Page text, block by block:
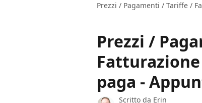
Prezzi / Pagamenti / Tariffe /
Prezzi /
paga -
Scritto da Erin